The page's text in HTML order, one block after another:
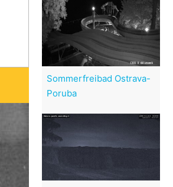
Sommerfreibad Ostrava-
Poruba